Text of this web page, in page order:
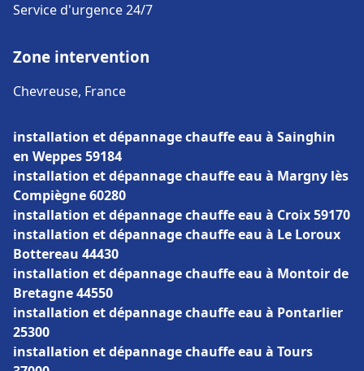
Service d'urgence 24/7
Zone intervention
Chevreuse, France
installation et dépannage chauffe eau à Sainghin
en Weppes 59184
installation et dépannage chauffe eau à Margny lès
Compiègne 60280
installation et dépannage chauffe eau à Croix 59170
installation et dépannage chauffe eau à Le Loroux
Bottereau 44430
installation et dépannage chauffe eau à Montoir de
Bretagne 44550
installation et dépannage chauffe eau à Pontarlier
25300
installation et dépannage chauffe eau à Tours